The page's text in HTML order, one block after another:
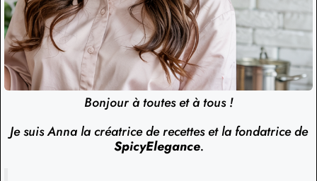
Bonjour à toutes et à tous !
Je suis Anna la créatrice de recettes et la fondatrice de
SpicyElegance.